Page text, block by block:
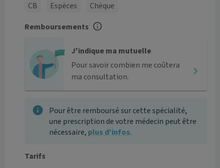
CB
Espèces
Chèque
Remboursements
J'indique ma mutuelle
Pour savoir combien me coûtera
ma consultation.
Pour être remboursé sur cette spécialité,
une prescription de votre médecin peut être
nécessaire, plus d'infos.
Tarifs